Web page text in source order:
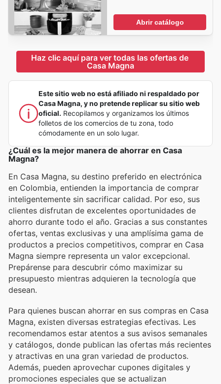
Abrir catálogo
Haz clic aquí para ver todas las ofertas de
Casa Magna
Este sitio web no está afiliado ni respaldado por
Casa Magna, y no pretende replicar su sitio web
oficial. Recopilamos y organizamos los últimos
folletos de los comercios de tu zona, todo
cómodamente en un solo lugar.
¿Cuál es la mejor manera de ahorrar en Casa
Magna?
En Casa Magna, su destino preferido en electrónica
en Colombia, entienden la importancia de comprar
inteligentemente sin sacrificar calidad. Por eso, sus
clientes disfrutan de excelentes oportunidades de
ahorro durante todo el año. Gracias a sus constantes
ofertas, ventas exclusivas y una amplísima gama de
productos a precios competitivos, comprar en Casa
Magna siempre representa un valor excepcional.
Prepárense para descubrir cómo maximizar su
presupuesto mientras adquieren la tecnología que
desean.
Para quienes buscan ahorrar en sus compras en Casa
Magna, existen diversas estrategias efectivas. Les
recomendamos estar atentos a sus avisos semanales
y catálogos, donde publican las ofertas más recientes
y atractivas en una gran variedad de productos.
Además, pueden aprovechar cupones digitales y
promociones especiales que se actualizan